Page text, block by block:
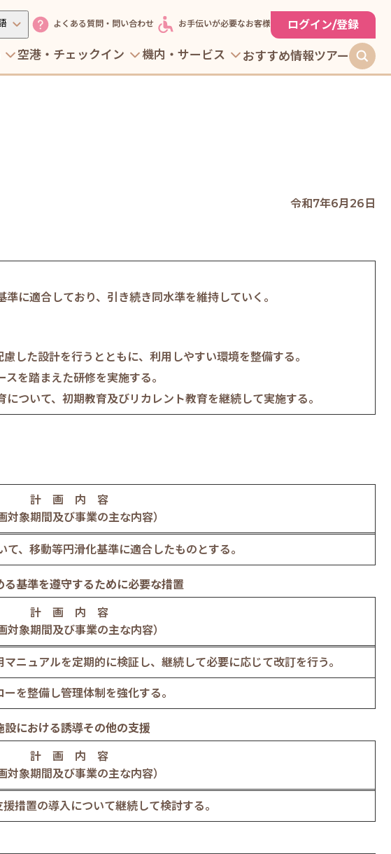
空港・チェックイン 機内・サービス おすすめ情報ツアー
よくある質問・問い合わせ お手伝いが必要なお客様 ログイン/登録
令和7年6月26日
に適合しており、引き続き同水準を維持していく。
した設計を行うとともに、利用しやすい環境を整備する。
を踏まえた研修を実施する。
ついて、初期教育及びリカレント教育を継続して実施する。
計 画 内 容
対象期間及び事業の主な内容）
、移動等円滑化基準に適合したものとする。
基準を遵守するために必要な措置
計 画 内 容
対象期間及び事業の主な内容）
ニュアルを定期的に検証し、継続して必要に応じて改訂を行う。
を整備し管理体制を強化する。
における誘導その他の支援
計 画 内 容
対象期間及び事業の主な内容）
措置の導入について継続して検討する。